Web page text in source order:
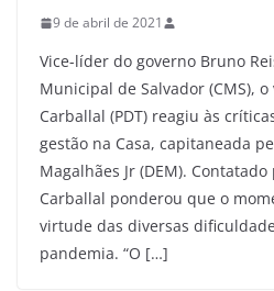
9 de abril de 2021
Vice-líder do governo Bruno
Municipal de Salvador (CMS),
Carballal (PDT) reagiu às
gestão na Casa, capitaneada
Magalhães Jr (DEM).
Carballal ponderou que o
virtude das diversas
pandemia. “O […]